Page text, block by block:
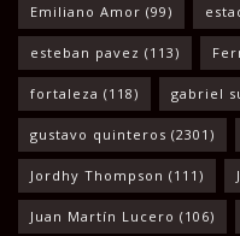
Emiliano Amor (99)
esteban pavez (113)
fortaleza (118) gabriel
gustavo quinteros (2301)
Jordhy Thompson (111)
Juan Martín Lucero (106)